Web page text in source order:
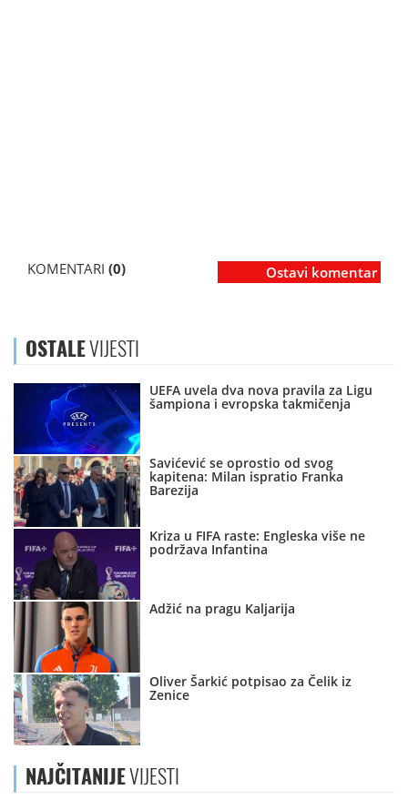
KOMENTARI (0) Ostavi komentar
OSTALEVIJESTI
UEFA uvela dva nova pravila za Ligu
šampiona i evropska takmičenja
Savićević se oprostio od svog
kapitena: Milan ispratio Franka
Barezija
Kriza u FIFA raste: Engleska više ne
podržava Infantina
Adžić na pragu Kaljarija
Oliver Šarkić potpisao za Čelik iz
Zenice
NAJČITANIJEVIJESTI